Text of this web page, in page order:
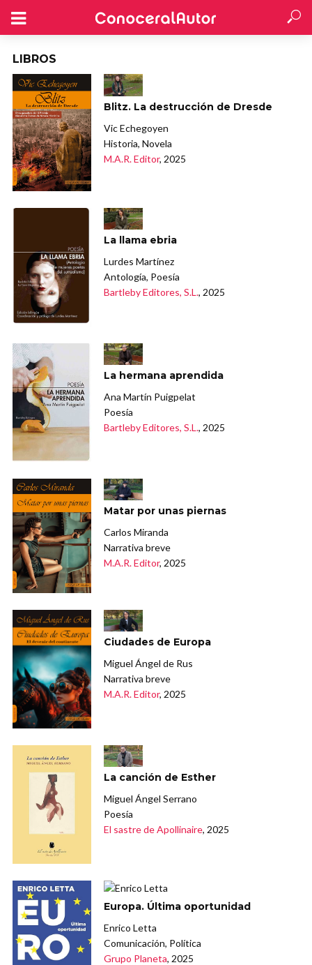
LIBROS
Blitz. La destrucción de Dresde
Vic Echegoyen
Historia, Novela
M.A.R. Editor, 2025
La llama ebria
Lurdes Martínez
Antología, Poesía
Bartleby Editores, S.L., 2025
La hermana aprendida
Ana Martín Puigpelat
Poesía
Bartleby Editores, S.L., 2025
Matar por unas piernas
Carlos Miranda
Narrativa breve
M.A.R. Editor, 2025
Ciudades de Europa
Miguel Ángel de Rus
Narrativa breve
M.A.R. Editor, 2025
La canción de Esther
Miguel Ángel Serrano
Poesía
El sastre de Apollinaire, 2025
Europa. Última oportunidad
Enrico Letta
Comunicación, Política
Grupo Planeta, 2025